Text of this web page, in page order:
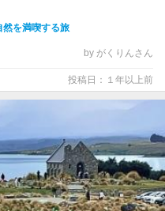
然を満喫する旅
by がくりんさん
投稿日：１年以上前